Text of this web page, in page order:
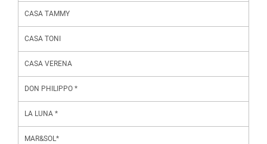
CASA TAMMY
CASA TONI
CASA VERENA
DON PHILIPPO *
LA LUNA *
MAR&SOL*